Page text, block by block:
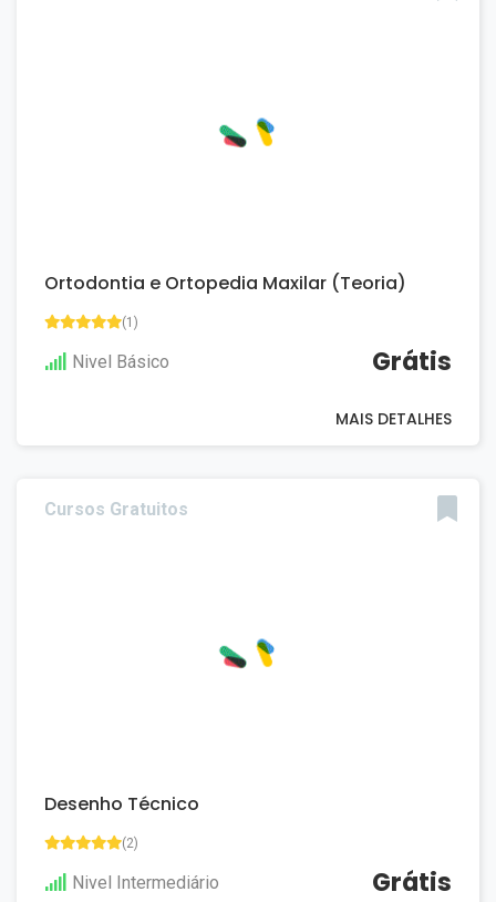
Ortodontia e Ortopedia Maxilar (Teoria)
(1)
Nivel Básico Grátis
MAIS DETALHES
Cursos Gratuitos
Desenho Técnico
(2)
Nivel Intermediário Grátis